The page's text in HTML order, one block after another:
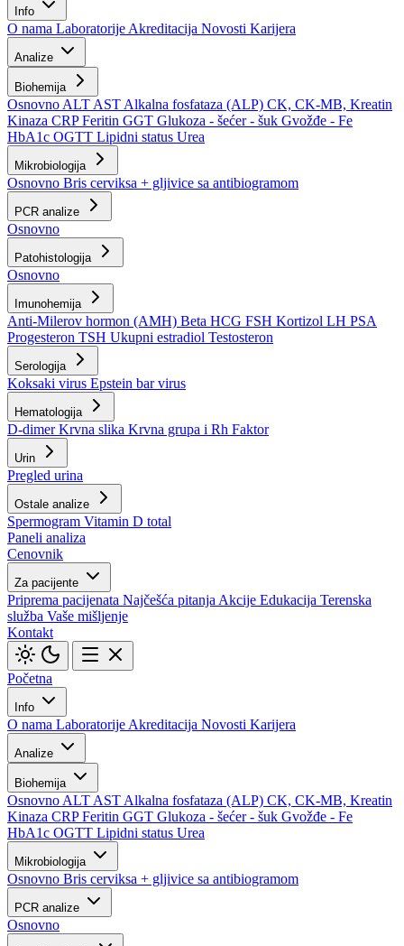
Info
O nama Laboratorije Akreditacija Novosti Karijera
Analize
Biohemija
Osnovno ALT AST Alkalna fosfataza (ALP) CK, CK-MB, Kreatin
Kinaza CRPFeritin GGT Glukoza - šećer - šuk Gvožđe - Fe
HbA1c OGTT Lipidni status Urea
Mikrobiologija
Osnovno Bris cerviksa + gljivice sa antibiogramom
PCR analize
Osnovno
Patohistologija
Osnovno
Imunohemija
Anti-Milerov hormon (AMH) Beta HCG FSH Kortizol LH PSA
Progesteron TSH Ukupni estradiol Testosteron
Serologija
Koksaki virus Epstein bar virus
Hematologija
D-dimerKrvna slika Krvna grupa i Rh Faktor
Urin
Pregled urina
Ostale analize
Spermogram Vitamin D total
Paneli analiza
Cenovnik
Za pacijente
Priprema pacijenata Najčešća pitanja Akcije Edukacija Terenska
služba Vaše mišljenje
Kontakt
Početna
Info
O nama Laboratorije Akreditacija Novosti Karijera
Analize
Biohemija
Osnovno ALT AST Alkalna fosfataza (ALP) CK, CK-MB, Kreatin
Kinaza CRPFeritin GGT Glukoza - šećer - šuk Gvožđe - Fe
HbA1c OGTT Lipidni status Urea
Mikrobiologija
Osnovno Bris cerviksa + gljivice sa antibiogramom
PCR analize
Osnovno